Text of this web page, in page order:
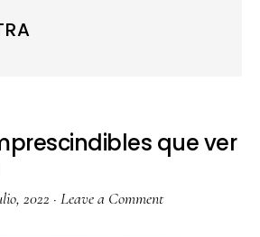
que ver
2022 · Leave a Comment